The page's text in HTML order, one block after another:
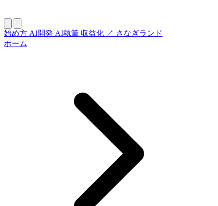
始め方 AI開発 AI執筆 収益化 ↗ さなぎランド
ホーム